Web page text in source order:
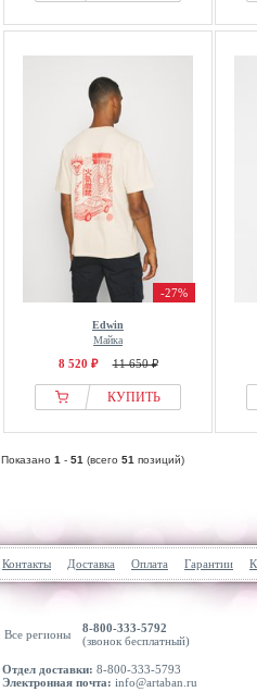
-27%
Edwin
Майка
8 520 ₽ 11 650 ₽
КУПИТЬ
Показано 1 - 51 (всего 51 позиций)
Контакты Доставка Оплата Гарантии
Все регионы
8-800-333-5792
(звонок бесплатный)
Отдел доставки: 8-800-333-5793
Электронная почта: info@artaban.ru